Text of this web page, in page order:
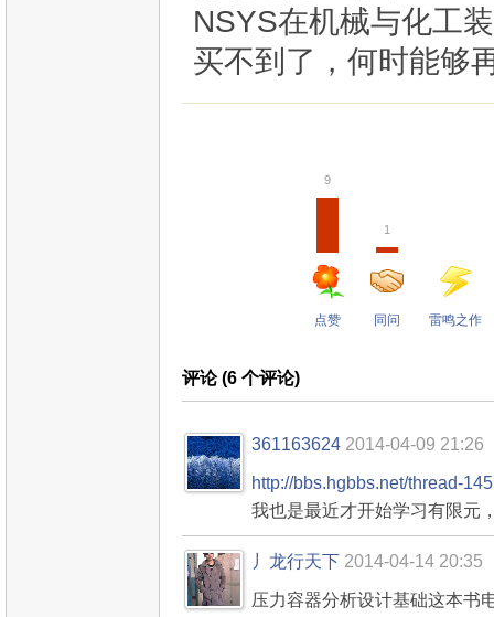
NSYS在机械与化工
买不到了，何时能够
9
点赞
1
同问 雷鸣之作
评论 (6 个评论)
361163624 2014-04-09 21:26
http://bbs.hgbbs.net/thread-
我也是最近才开始学习有限元
丿龙行天下 2014-04-14 20:35
压力容器分析设计基础这本书